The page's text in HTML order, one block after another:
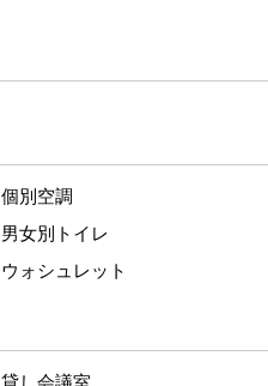
個別空調
男女別トイレ
ウォシュレット
貸し会議室